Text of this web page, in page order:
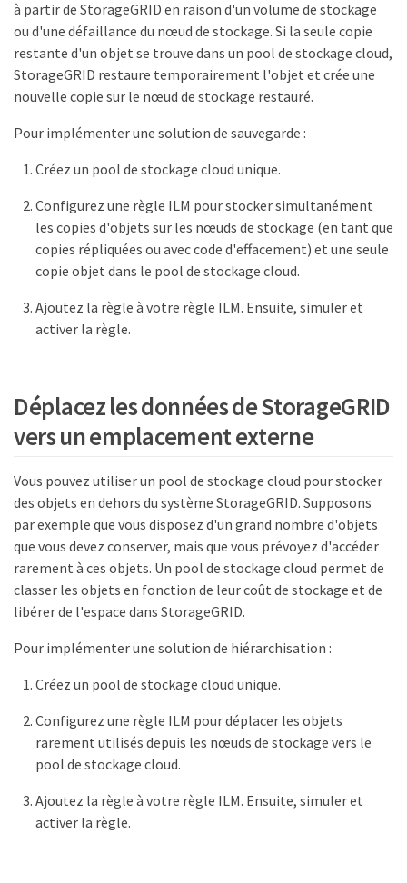
à partir de StorageGRID en raison d'un volume de stockage
ou d'une défaillance du nœud de stockage. Si la seule copie
restante d'un objet se trouve dans un pool de stockage cloud,
StorageGRID restaure temporairement l'objet et crée une
nouvelle copie sur le nœud de stockage restauré.
Pour implémenter une solution de sauvegarde :
Créez un pool de stockage cloud unique.
Configurez une règle ILM pour stocker simultanément
les copies d'objets sur les nœuds de stockage (en tant que
copies répliquées ou avec code d'effacement) et une seule
copie objet dans le pool de stockage cloud.
Ajoutez la règle à votre règle ILM. Ensuite, simuler et
activer la règle.
Déplacez les données de StorageGRID
vers un emplacement externe
Vous pouvez utiliser un pool de stockage cloud pour stocker
des objets en dehors du système StorageGRID. Supposons
par exemple que vous disposez d'un grand nombre d'objets
que vous devez conserver, mais que vous prévoyez d'accéder
rarement à ces objets. Un pool de stockage cloud permet de
classer les objets en fonction de leur coût de stockage et de
libérer de l'espace dans StorageGRID.
Pour implémenter une solution de hiérarchisation :
Créez un pool de stockage cloud unique.
Configurez une règle ILM pour déplacer les objets
rarement utilisés depuis les nœuds de stockage vers le
pool de stockage cloud.
Ajoutez la règle à votre règle ILM. Ensuite, simuler et
activer la règle.